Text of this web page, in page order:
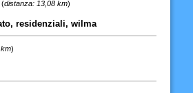
distanza: 13,08 km)
residenziali, wilma
)